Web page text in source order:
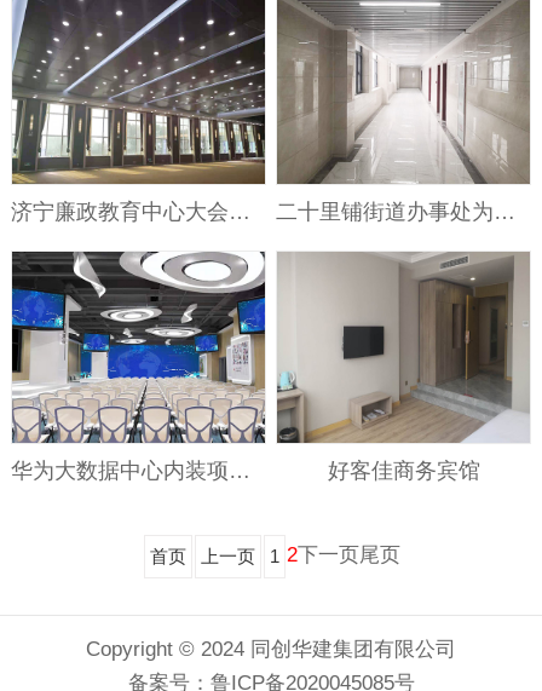
济宁廉政教育中心大会议室装饰工程 二十里铺街道办事处为民服务中心装饰装修工程
华为大数据中心内装项目装修改造工程 好客佳商务宾馆
首页 上一页 1 2下一页尾页
Copyright © 2024 同创华建集团有限公司
备案号： 鲁ICP备2020045085号